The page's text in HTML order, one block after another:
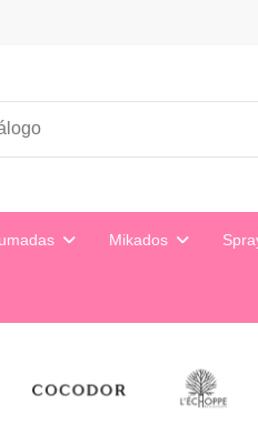
Mikados